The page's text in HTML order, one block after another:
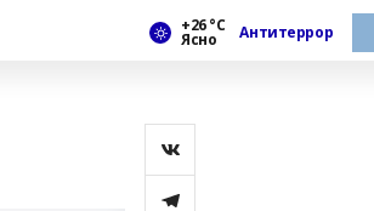
+26 °С
Ясно Антитеррор